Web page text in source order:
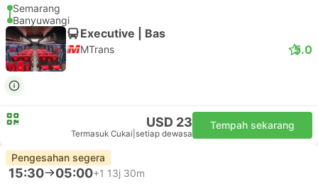
Semarang
Banyuwangi
Executive | Bas
MTrans 5.0
USD 23
Termasuk Cukai setiap dewasa
Tempah sekarang
Pengesahan segera
15:30 05:00+1 13j 30m